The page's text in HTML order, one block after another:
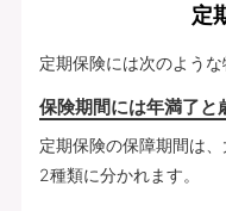
定
定期保険には次のような
保険期間には年満了と
定期保険の保障期間は
2種類に分かれます。